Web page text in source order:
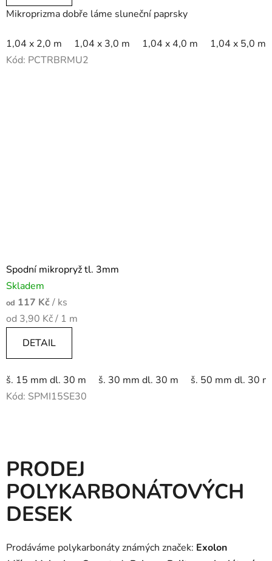
Mikroprizma dobře láme sluneční paprsky
1,04 x 2,0 m 1,04 x 3,0 m 1,04 x 4,0 m
1,04 x 5,0 m
Kód: PCTRBRMU2
Spodní mikropryž tl. 3mm
Skladem
od 117 Kč/ ks
Měrná
od 3,90 Kč / 1 m
DETAIL
š. 15 mm dl. 30 m š. 30 mm dl. 30 m
š. 50 mm dl. 30 m
Kód: SPMI15SE30
PRODEJ
POLYKARBONÁTOVÝCH
DESEK
Prodáváme polykarbonáty známých značek: Exolon